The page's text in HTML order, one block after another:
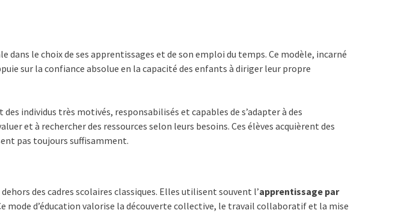
le choix de ses apprentissages et de son emploi du temps. Ce modèle, incarné
sur la confiance absolue en la capacité des enfants à diriger leur propre
individus très motivés, responsabilisés et capables de s’adapter à des
et à rechercher des ressources selon leurs besoins. Ces élèves acquièrent des
pas toujours suffisamment.
des cadres scolaires classiques. Elles utilisent souvent l’apprentissage par
d’éducation valorise la découverte collective, le travail collaboratif et la mise